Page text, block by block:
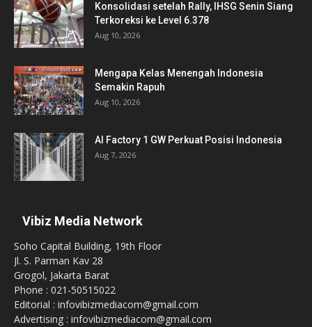
Konsolidasi setelah Rally, IHSG Senin Siang
Terkoreksi ke Level 6.378
Aug 10, 2026
Mengapa Kelas Menengah Indonesia
Semakin Rapuh
Aug 10, 2026
AI Factory 1 GW Perkuat Posisi Indonesia
Aug 7, 2026
Vibiz Media Network
Soho Capital Building, 19th Floor
Jl. S. Parman Kav 28
Grogol, Jakarta Barat
Phone : 021-50515022
Editorial : infovibizmediacom@gmail.com
Advertising : infovibizmediacom@gmail.com